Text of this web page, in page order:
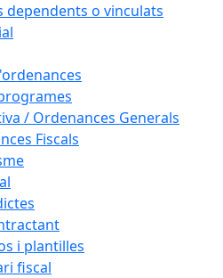
dependents o vinculats
/ Ordenances Generals
Fiscals
i plantilles
fiscal